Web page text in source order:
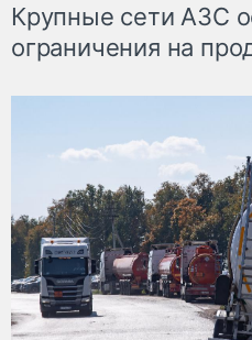
Крупные сети АЗС
ограничения на